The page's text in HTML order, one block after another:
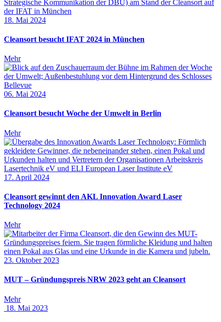
18. Mai 2024
Cleansort besucht IFAT 2024 in München
Mehr
06. Mai 2024
Cleansort besucht Woche der Umwelt in Berlin
Mehr
17. April 2024
Cleansort gewinnt den AKL Innovation Award Laser
Technology 2024
Mehr
23. Oktober 2023
MUT – Gründungspreis NRW 2023 geht an Cleansort
Mehr
18. Mai 2023